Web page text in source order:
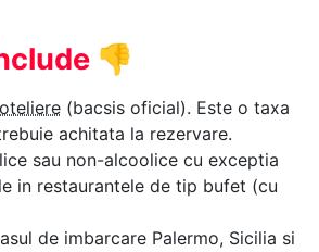
👎
(bacsis oficial). Este o taxa
achitata la rezervare.
sau non-alcoolice cu exceptia
in restaurantele de tip bufet (cu
de imbarcare Palermo, Sicilia si